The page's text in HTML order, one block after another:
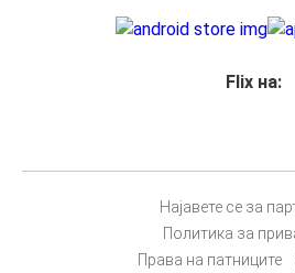
Flix на:
Најавете се за
Политика за
Права на патниците